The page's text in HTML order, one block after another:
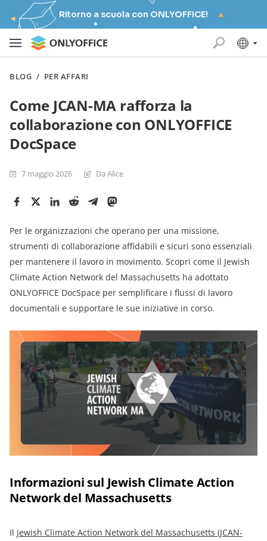
Ritorno a scuola con ONLYOFFICE!
BLOG / PER AFFARI
Come JCAN-MA rafforza la
collaborazione con ONLYOFFICE
DocSpace
7 maggio 2026 Da Alice
Per le organizzazioni che operano per una missione,
strumenti di collaborazione affidabili e sicuri sono essenziali
per mantenere il lavoro in movimento. Scopri come il Jewish
Climate Action Network del Massachusetts ha adottato
ONLYOFFICE DocSpace per semplificare i flussi di lavoro
documentali e supportare le sue iniziative in corso.
Informazioni sul Jewish Climate Action
Network del Massachusetts
Il Jewish Climate Action Network del Massachusetts (JCAN-